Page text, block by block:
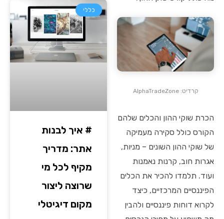
קרדיט: AlphaTradeZone
הכרת שוקי ההון והכלים שלהם
הקורס כולל סקירה מעמיקה
של שוקי ההון השונים – מניות,
אגרות חוב, קרנות נאמנות
ועוד. תלמדו להכיר את הכלים
הפיננסיים המרכזיים, כיצד
לקרוא דוחות פיננסיים ולהבין
כללי
# איך לבנות
אתר: מדריך
מקיף לכל מי
שרוצה ליצור
מקום דיגיטלי